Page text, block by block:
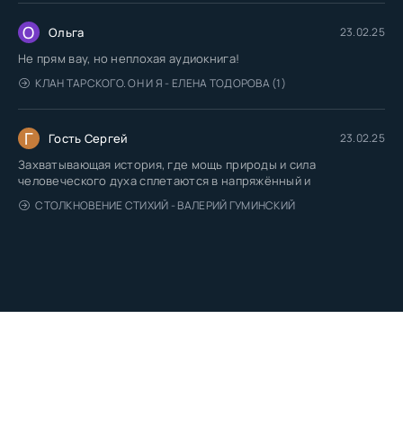
О Ольга 23.02.25
Не прям вау, но неплохая аудиокнига!
КЛАН ТАРСКОГО. ОН И Я - ЕЛЕНА ТОДОРОВА (1)
Г Гость Сергей 23.02.25
Захватывающая история, где мощь природы и сила
человеческого духа сплетаются в напряжённый и
СТОЛКНОВЕНИЕ СТИХИЙ - ВАЛЕРИЙ ГУМИНСКИЙ